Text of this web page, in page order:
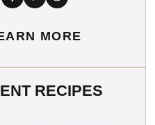
MORE
RECIPES